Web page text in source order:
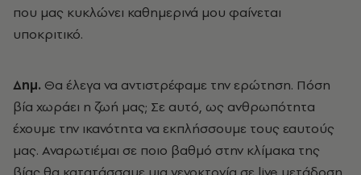
που μας κυκλώνει καθημερινά μου φαίνεται
υποκριτικό.
Δημ. Θα έλεγα να αντιστρέφαμε την ερώτηση. Πόση
βία χωράει η ζωή μας; Σε αυτό, ως ανθρωπότητα
έχουμε την ικανότητα να εκπλήσσουμε τους εαυτούς
μας. Αναρωτιέμαι σε ποιο βαθμό στην κλίμακα της